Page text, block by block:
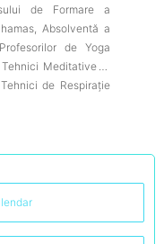
a
de Yoga
de Respirație
o stare de bine
pasiune cunoștințele